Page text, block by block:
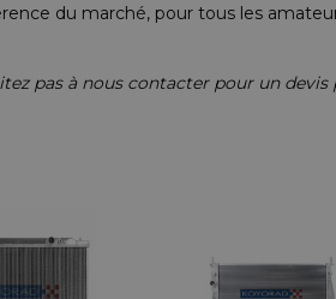
du marché, pour tous les
pas à nous contacter pour un devis